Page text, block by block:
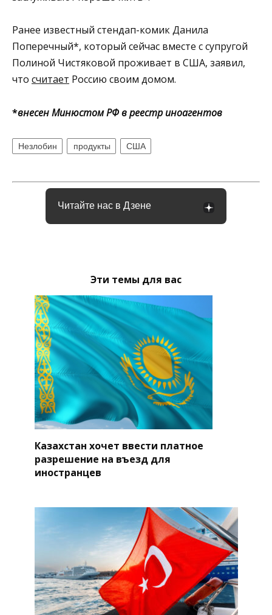
Ранее известный стендап-комик Данила
Поперечный*, который сейчас вместе с супругой
Полиной Чистяковой проживает в США, заявил,
что считает Россию своим домом.
*внесен Минюстом РФ в реестр иноагентов
Незлобин продукты США
Читайте нас в Дзене
Эти темы для вас
Казахстан хочет ввести платное
разрешение на въезд для
иностранцев